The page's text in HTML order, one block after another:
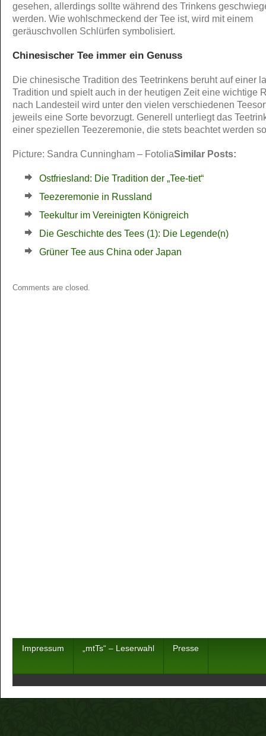
gesehen, allerdings sollte während des Trinkens
werden. Wie wohlschmeckend der Tee ist, wird mit einem
geräuschvollen Schlürfen symbolisiert.
Chinesischer Tee immer ein Genuss
Die chinesische Tradition des Teetrinkens beruht auf einer
Tradition und spielt auch in der heutigen Zeit eine wichtige
nach Landesteil wird unter den vielen verschiedenen
jeweils eine Sorte bevorzugt. Generell unterliegt das
einer speziellen Teezeremonie, die stets beachtet werden
Picture: Sandra Cunningham – FotoliaSimilar Posts:
Ostfriesland: Die Tradition der „Tee-tiet“
Teezeremonie in Russland
Teekultur im Vereinigten Königreich
Die Geschichte des Tees (1): Die Legende(n)
Grüner Tee aus China oder Japan
Comments are closed.
Impressum „mtTs“ – Leserwahl Presse